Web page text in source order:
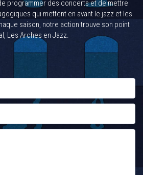
programmer des concerts et de mettre
qui mettent en avant le jazz et les
saison, notre action trouve son point
Les Arches en Jazz.